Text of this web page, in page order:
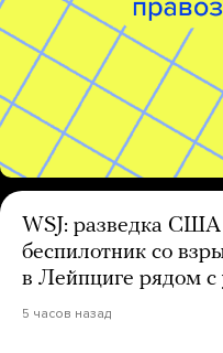
WSJ: разведка США
беспилотник со
в Лейпциге рядом
5 часов назад